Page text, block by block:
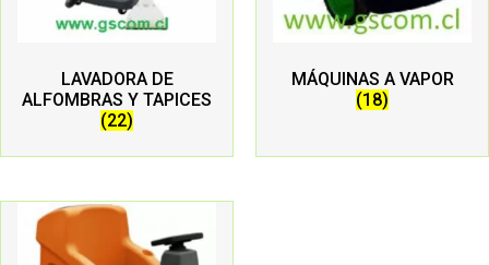
LAVADORA DE
ALFOMBRAS Y TAPICES
(22)
MÁQUINAS A VAPOR
(18)